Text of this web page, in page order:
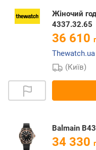
Жіночий
4337.32.65
36 610
Thewatch.ua
(Київ)
Balmain
34 330